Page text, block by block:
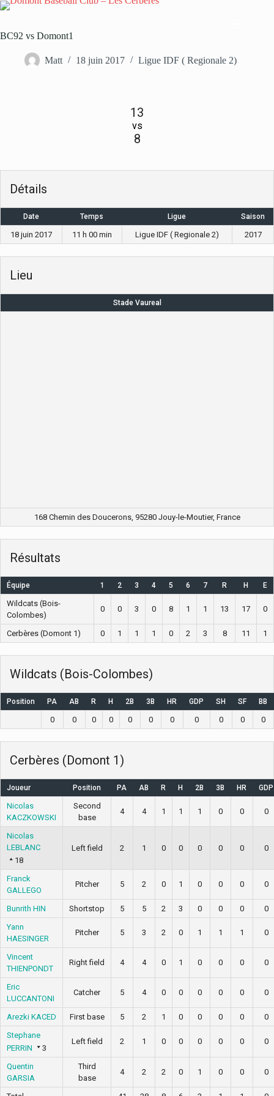
Passer
BC92 vs Domont1
Matt 18 juin 2017 Ligue IDF ( Regionale 2)
13
vs
8
Détails
Date Temps Ligue Saison
18 juin 2017 11 h 00 min Ligue IDF ( Regionale 2) 2017
Lieu
Stade Vaureal
168 Chemin des Doucerons, 95280 Jouy-le-Moutier, France
Résultats
Équipe 1 2 3 4 5 6 7 R H E
Wildcats (Bois-
Colombes)
0 0 3 0 8 1 1 13 17 0
Cerbères (Domont 1) 0 1 1 1 0 2 3 8 11 1
Wildcats (Bois-Colombes)
Position PA AB R H 2B 3B HR GDP SH SF BB
0 0 0 0 0 0 0 0 0 0 0
Cerbères (Domont 1)
Joueur Position PA AB R H 2B 3B HR GDP
Nicolas
KACZKOWSKI
Second
base
4 4 1 1 1 0 0 0
Nicolas
LEBLANC
18
Left field 2 1 0 0 0 0 0 0
Franck
GALLEGO
Pitcher 5 2 0 1 0 0 0 0
Bunrith HIN Shortstop 5 5 2 3 0 0 0
0
Yann
HAESINGER
Pitcher 5 3 2 0 1 1 1 0
Vincent
THIENPONDT
Right field 4 4 0 1 0 0 0 0
Eric
LUCCANTONI
Catcher 5 4 0 0 0 0 0 0
Arezki KACED First base 5 2 1 0 0 0 0
0
Stephane
PERRIN
3
Left field 2 1 0 0 0 0 0 0
Quentin
GARSIA
Third
base
4 2 2 0 1 0 0 0